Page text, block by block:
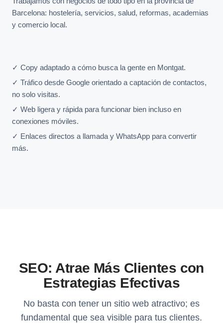
Barcelona: hostelería, servicios, salud, reformas, academias
y comercio local.
✓ Copy adaptado a cómo busca la gente en Montgat.
✓ Tráfico desde Google orientado a captación de contactos,
no solo visitas.
✓ Web ligera y rápida para funcionar bien incluso en
conexiones móviles.
✓ Enlaces directos a llamada y WhatsApp para convertir
más.
SEO: Atrae Más Clientes con
Estrategias Efectivas
No basta con tener un sitio web atractivo; es
fundamental que sea visible para tus clientes.